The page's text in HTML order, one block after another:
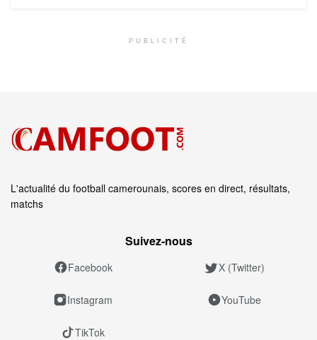
PUBLICITÉ
L'actualité du football camerounais, scores en direct, résultats,
matchs
Suivez‑nous
Facebook X (Twitter)
Instagram YouTube
TikTok